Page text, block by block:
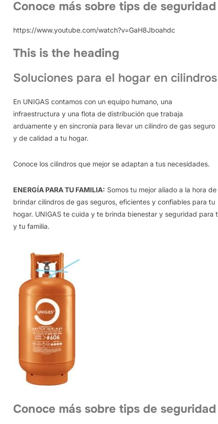
Conoce más sobre tips de seguridad
https://www.youtube.com/watch?v=GaH8Jboahdc
This is the heading
Soluciones para el hogar en cilindros
En UNIGAS contamos con un equipo humano, una
infraestructura y una flota de distribución que trabaja
arduamente y en sincronía para llevar un cilindro de gas seguro
y de calidad a tu hogar.
Conoce los cilindros que mejor se adaptan a tus necesidades.
ENERGÍA PARA TU FAMILIA: Somos tu mejor aliado a la hora de
brindar cilindros de gas seguros, eficientes y confiables para tu
hogar. UNIGAS te cuida y te brinda bienestar y seguridad para
y tu familia.
Conoce más sobre tips de seguridad